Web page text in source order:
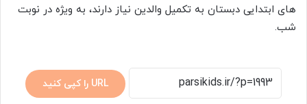
های ابتدایی دبستان به تکمیل والدین نیاز دارند، به ویژه در نوبت
شب.
URL را کپی کنید